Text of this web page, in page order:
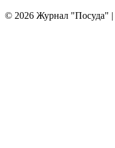
© 2026 Журнал "Посуда" |